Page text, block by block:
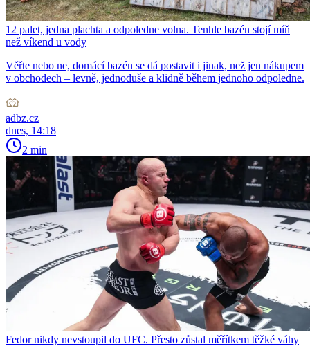
12 palet, jedna plachta a odpoledne volna. Tenhle bazén stojí míň
než víkend u vody
Věřte nebo ne, domácí bazén se dá postavit i jinak, než jen nákupem
v obchodech – levně, jednoduše a klidně během jednoho odpoledne.
adbz.cz
dnes, 14:18
2 min
Fedor nikdy nevstoupil do UFC. Přesto zůstal měřítkem těžké váhy